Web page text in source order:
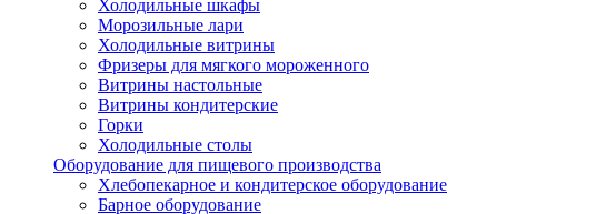
Холодильные шкафы
Морозильные лари
Холодильные витрины
Фризеры для мягкого мороженного
Витрины настольные
Витрины кондитерские
Горки
Холодильные столы
Оборудование для пищевого производства
Хлебопекарное и кондитерское оборудование
Барное оборудование